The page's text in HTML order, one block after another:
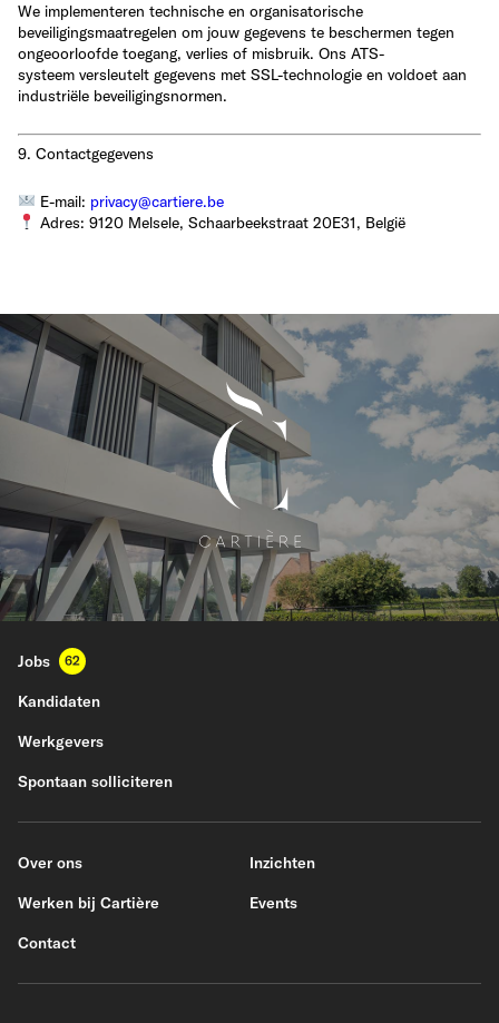
We implementeren technische en organisatorische
beveiligingsmaatregelen om jouw gegevens te beschermen tegen
ongeoorloofde toegang, verlies of misbruik. Ons ATS-
systeem versleutelt gegevens met SSL-technologie en voldoet aan
industriële beveiligingsnormen.
9. Contactgegevens
E-mail: privacy@cartiere.be
Adres: 9120 Melsele, Schaarbeekstraat 20E31, België
Jobs 62
Kandidaten
Werkgevers
Spontaan solliciteren
Over ons
Werken bij Cartière
Contact
Inzichten
Events